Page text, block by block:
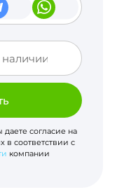
даете согласие на
в соответствии с
компании